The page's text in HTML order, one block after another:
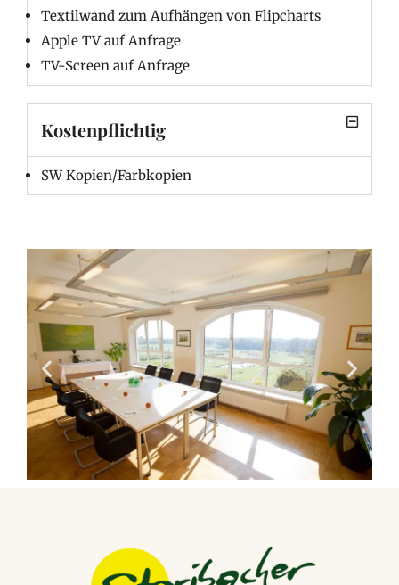
Textilwand zum Aufhängen von Flipcharts
Apple TV auf Anfrage
TV-Screen auf Anfrage
Kostenpflichtig
SW Kopien/Farbkopien